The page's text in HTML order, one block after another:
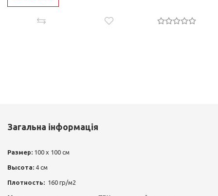
Загальна інформація
Размер: 100 х 100 см
Высота: 4 см
Плотность: 160 гр/м2